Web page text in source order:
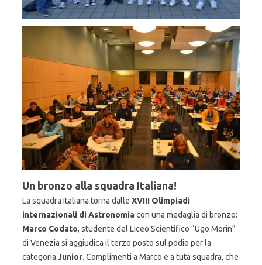
Un bronzo alla squadra Italiana!
La squadra Italiana torna dalle XVIII Olimpiadi
internazionali di Astronomiacon una medaglia di bronzo:
Marco Codato, studente del Liceo Scientifico “Ugo Morin”
di Venezia si aggiudica il terzo posto sul podio per la
categoria Junior. Complimenti a Marco e a tuta squadra, che